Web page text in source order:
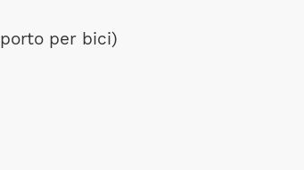
per bici)